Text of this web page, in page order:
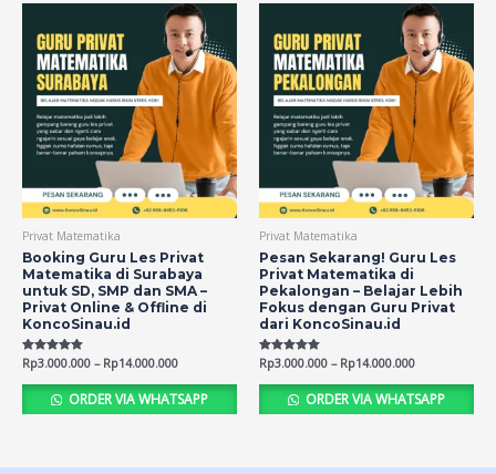
Privat Matematika
Booking Guru Les Privat
Matematika di Surabaya
untuk SD, SMP dan SMA –
Privat Online & Offline di
KoncoSinau.id
Rated
5.00
out of 5
Rp3.000.000 – Rp14.000.000
ORDER VIA WHATSAPP
Privat Matematika
Pesan Sekarang! Guru Les
Privat Matematika di
Pekalongan – Belajar Lebih
Fokus dengan Guru Privat
dari KoncoSinau.id
Rated
5.00
out of 5
Rp3.000.000 – Rp14.000.000
ORDER VIA WHATSAPP